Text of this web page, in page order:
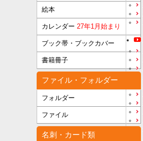
絵本
カレンダー 27年1月始まり
ブック帯・ブックカバー
書籍冊子
ファイル・フォルダー
フォルダー
ファイル
名刺・カード類